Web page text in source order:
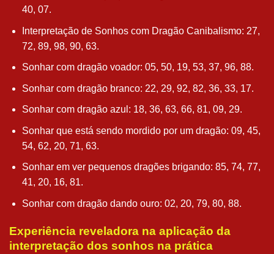
40, 07.
Interpretação de Sonhos com Dragão Canibalismo: 27,
72, 89, 98, 90, 63.
Sonhar com dragão voador: 05, 50, 19, 53, 37, 96, 88.
Sonhar com dragão branco: 22, 29, 92, 82, 36, 33, 17.
Sonhar com dragão azul: 18, 36, 63, 66, 81, 09, 29.
Sonhar que está sendo mordido por um dragão: 09, 45,
54, 62, 20, 71, 63.
Sonhar em ver pequenos dragões brigando: 85, 74, 77,
41, 20, 16, 81.
Sonhar com dragão dando ouro: 02, 20, 79, 80, 88.
Experiência reveladora na aplicação da
interpretação dos sonhos na prática